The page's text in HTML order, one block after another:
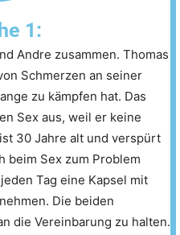
1:
Andre zusammen. Thomas
Schmerzen an seiner
zu kämpfen hat. Das
Sex aus, weil er keine
30 Jahre alt und verspürt
beim Sex zum Problem
Tag eine Kapsel mit
Die beiden
die Vereinbarung zu halten.